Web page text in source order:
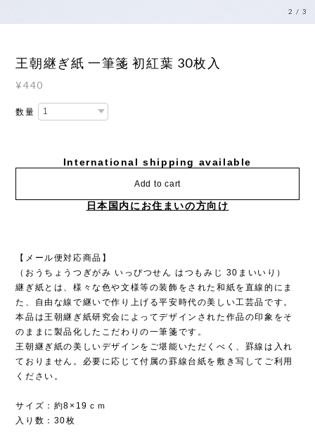
2 /3
王朝継ぎ紙 一筆箋 初紅葉 30枚入
¥440
数量
International shipping available
Add to cart
日本国内にお住まいの方向け
【メール便対応商品】
（おうちょうつぎがみ いっぴつせん はつもみじ 30まいいり）
継ぎ紙とは、様々な色や文様等の装飾をされた和紙を直線的にま
た、自由な線で継いで作り上げる平安時代の美しい工芸品です。
本品は王朝継ぎ紙研究会によってデザインされた作品の印象をそ
のままに製品化したこだわりの一筆箋です。
王朝継ぎ紙の美しいデザインをご堪能いただくべく、罫線は入れ
ておりません。必要に応じて付属の罫線台紙を敷き写してご利用
ください。
サイズ：約8×19ｃｍ
入り数：30枚